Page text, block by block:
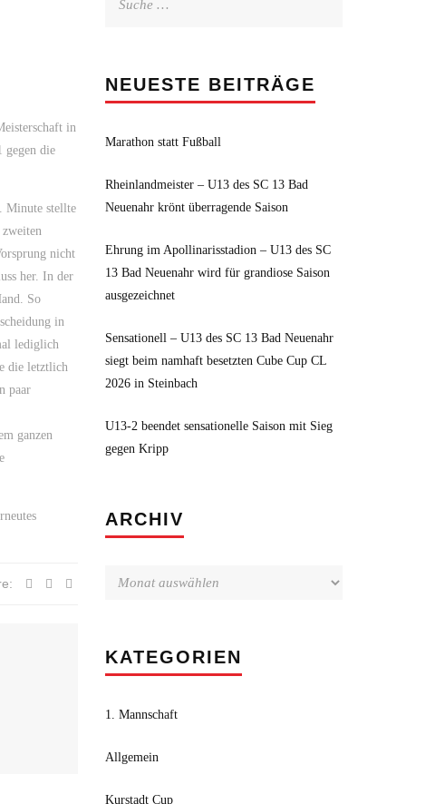
in
gegen die
Minute stellte
nicht
her. In der
So
in
lediglich
die letztlich
paar
ganzen
NEUESTE BEITRÄGE
Marathon statt Fußball
Rheinlandmeister – U13 des SC 13 Bad
Neuenahr krönt überragende Saison
Ehrung im Apollinarisstadion – U13 des SC
13 Bad Neuenahr wird für grandiose Saison
ausgezeichnet
Sensationell – U13 des SC 13 Bad Neuenahr
siegt beim namhaft besetzten Cube Cup CL
2026 in Steinbach
U13-2 beendet sensationelle Saison mit Sieg
gegen Kripp
ARCHIV
KATEGORIEN
1. Mannschaft
Allgemein
Kurstadt Cup